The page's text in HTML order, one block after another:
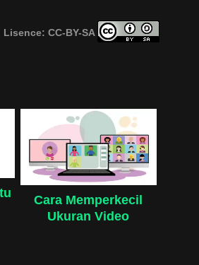
Lisence: CC-BY-SA
Cara Memperkecil
Ukuran Video